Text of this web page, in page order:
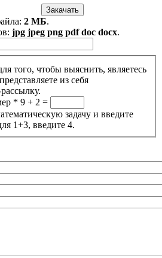
2 МБ.
jpg jpeg png pdf doc docx.
того, чтобы выяснить, являетесь
из себя
* 9 + 2 =
задачу и введите
1+3, введите 4.